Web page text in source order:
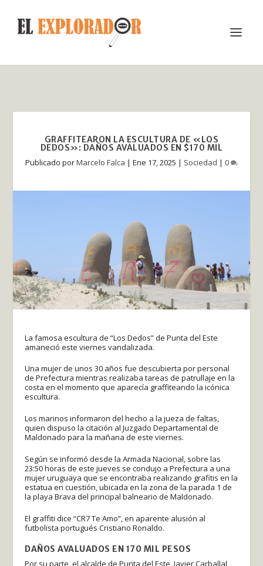
GRAFFITEARON LA ESCULTURA DE «LOS
DEDOS»: DAÑOS AVALUADOS EN $170 MIL
Publicado porMarcelo Falca | Ene 17, 2025 | Sociedad | 0
La famosa escultura de “Los Dedos” de Punta del Este
amaneció este viernes vandalizada.
Una mujer de unos 30 años fue descubierta por personal
de Prefectura mientras realizaba tareas de patrullaje en la
costa en el momento que aparecía graffiteando la icónica
escultura.
Los marinos informaron del hecho a la jueza de faltas,
quien dispuso la citación al Juzgado Departamental de
Maldonado para la mañana de este viernes.
Según se informó desde la Armada Nacional, sobre las
23:50 horas de este jueves se condujo a Prefectura a una
mujer uruguaya que se encontraba realizando grafitis en la
estatua en cuestión, ubicada en la zona de la parada 1 de
la playa Brava del principal balneario de Maldonado.
El graffiti dice “CR7 Te Amo”, en aparente alusión al
futbolista portugués Cristiano Ronaldo.
DAÑOS AVALUADOS EN 170 MIL PESOS
Por su parte, el alcalde de Punta del Este, Javier Carballal